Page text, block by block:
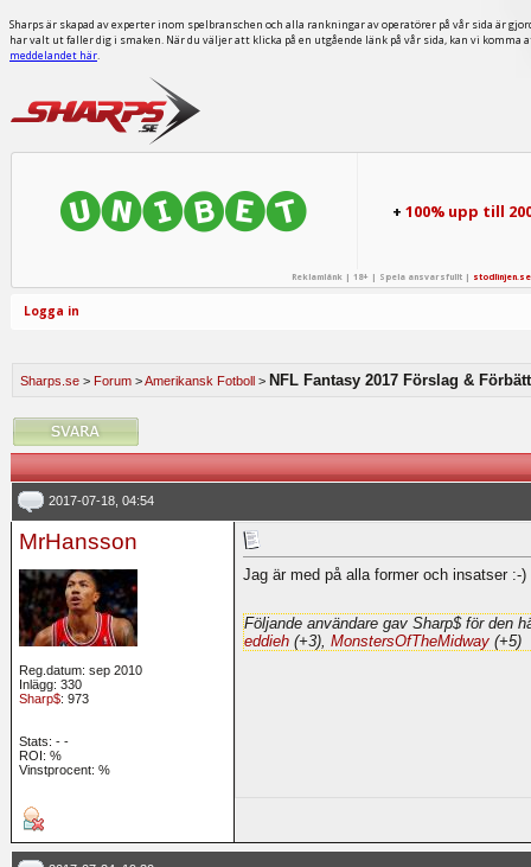
Sharps är skapad av experter inom spelbranschen och alla rankningar av operatörer på vår sida är
har valt ut faller dig i smaken. När du väljer att klicka på en utgående länk på vår sida, kan vi
meddelandet här.
+100% upp till
Reklamlänk | 18+ | Spela ansvarsfullt | stodlinjen.se
Logga in
Sharps.se > Forum >Amerikansk Fotboll > NFL Fantasy 2017 Förslag &
2017-07-18, 04:54
MrHansson
Reg.datum: sep 2010
Inlägg: 330
Sharp$: 973
Stats: - -
ROI: %
Vinstprocent: %
Jag är med på alla former och insatser :-)
Följande användare gav Sharp$ för den
eddieh (+3), MonstersOfTheMidway (+5)